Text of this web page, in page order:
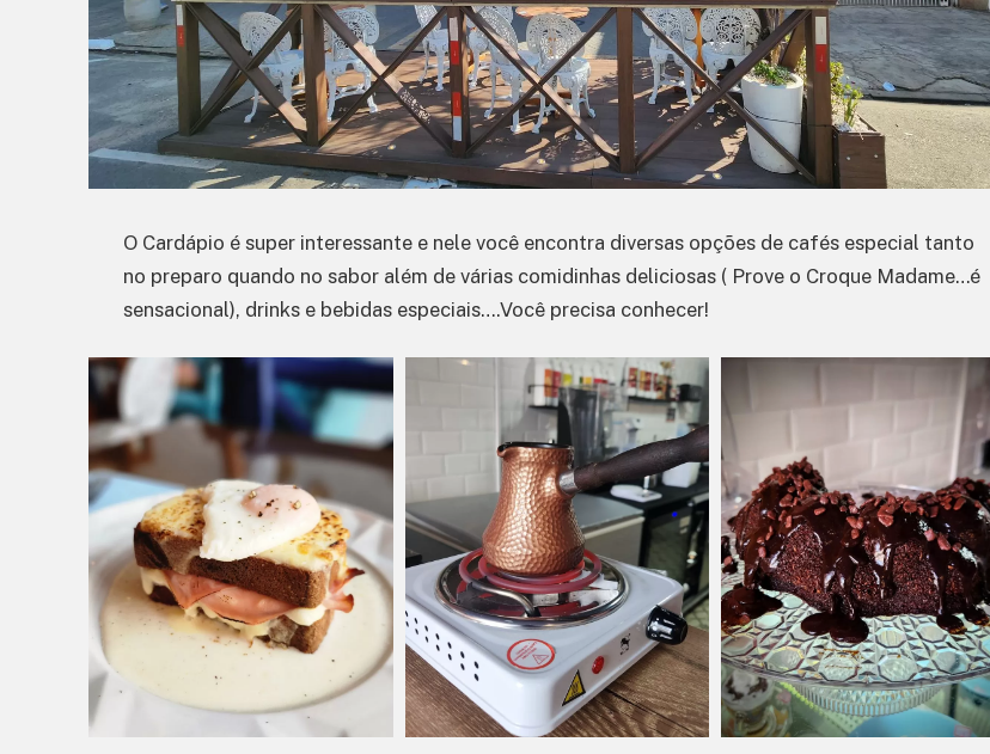
O Cardápio é super interessante e nele você encontra diversas opções de cafés especial tanto
no preparo quando no sabor além de várias comidinhas deliciosas ( Prove o Croque Madame…é
sensacional), drinks e bebidas especiais….Você precisa conhecer!
Marco Luque em É Disso que eu
Tô Falando! no Teatro Fernando
Torres
3 de agosto de 2026